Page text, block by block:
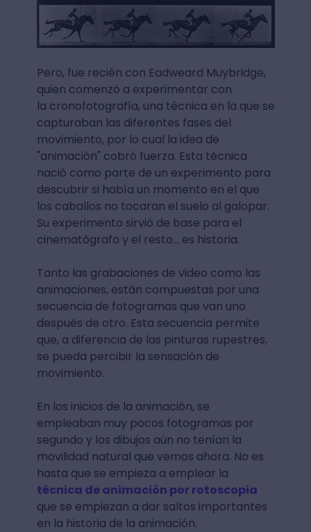
Pero, fue recién con Eadweard Muybridge,
quien comenzó a experimentar con
la cronofotografía, una técnica en la que se
capturaban las diferentes fases del
movimiento, por lo cual la idea de
"animación" cobró fuerza. Esta técnica
nació como parte de un experimento para
descubrir si había un momento en el que
los caballos no tocaran el suelo al galopar.
Su experimento sirvió de base para el
cinematógrafo y el resto... es historia.
Tanto las grabaciones de video como las
animaciones, están compuestas por una
secuencia de fotogramas que van uno
después de otro. Esta secuencia permite
que, a diferencia de las pinturas rupestres,
se pueda percibir la sensación de
movimiento.
En los inicios de la animación, se
empleaban muy pocos fotogramas por
segundo y los dibujos aún no tenían la
movilidad natural que vemos ahora. No es
hasta que se empieza a emplear la
técnica de animación por rotoscopia
que se empiezan a dar saltos importantes
en la historia de la animación.